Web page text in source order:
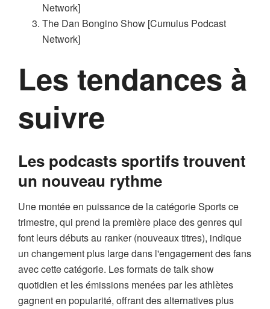
Network]
The Dan Bongino Show [Cumulus Podcast
Network]
Les tendances à
suivre
Les podcasts sportifs trouvent
un nouveau rythme
Une montée en puissance de la catégorie Sports ce
trimestre, qui prend la première place des genres qui
font leurs débuts au ranker (nouveaux titres), indique
un changement plus large dans l'engagement des fans
avec cette catégorie. Les formats de talk show
quotidien et les émissions menées par les athlètes
gagnent en popularité, offrant des alternatives plus